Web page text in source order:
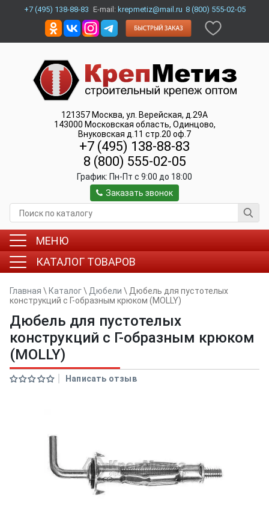
+7 (495) 138-88-83 E-mail: krepmetiz@mail.ru 8 (800) 555-02-05
121357 Москва, ул. Верейская, д.29А
143000 Московская область, Одинцово,
Внуковская д.11 стр.20 оф.7
+7 (495) 138-88-83
8 (800) 555-02-05
График: Пн-Пт c 9:00 до 18:00
Заказать звонок
МЕНЮ
КАТАЛОГ ТОВАРОВ
Главная \ Каталог\ Дюбели \ Дюбель для пустотелых
конструкций с Г-образным крюком (MOLLY)
Дюбель для пустотелых
конструкций с Г-образным крюком
(MOLLY)
Написать отзыв